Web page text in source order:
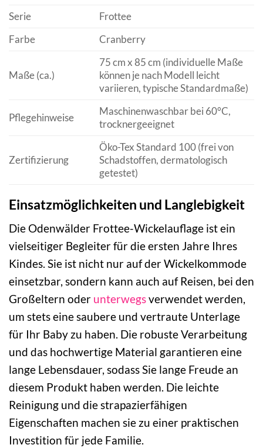
Serie
Frottee
Farbe
Cranberry
Maße (ca.)
75 cm x 85 cm (individuelle Maße
können je nach Modell leicht
variieren, typische Standardmaße)
Pflegehinweise
Maschinenwaschbar bei 60°C,
trocknergeeignet
Zertifizierung
Öko-Tex Standard 100 (frei von
Schadstoffen, dermatologisch
getestet)
Einsatzmöglichkeiten und Langlebigkeit
Die Odenwälder Frottee-Wickelauflage ist ein
vielseitiger Begleiter für die ersten Jahre Ihres
Kindes. Sie ist nicht nur auf der Wickelkommode
einsetzbar, sondern kann auch auf Reisen, bei den
Großeltern oder unterwegsverwendet werden,
um stets eine saubere und vertraute Unterlage
für Ihr Baby zu haben. Die robuste Verarbeitung
und das hochwertige Material garantieren eine
lange Lebensdauer, sodass Sie lange Freude an
diesem Produkt haben werden. Die leichte
Reinigung und die strapazierfähigen
Eigenschaften machen sie zu einer praktischen
Investition für jede Familie.